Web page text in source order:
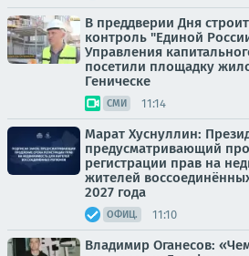
В преддверии Дня
контроль "Единой
Управления
посетили площадку
Геническе
СМИ 11:14
Марат Хуснуллин:
предусматривающий
регистрации прав на
жителей
2027 года
ОФИЦ. 11:10
Владимир Оганесов: